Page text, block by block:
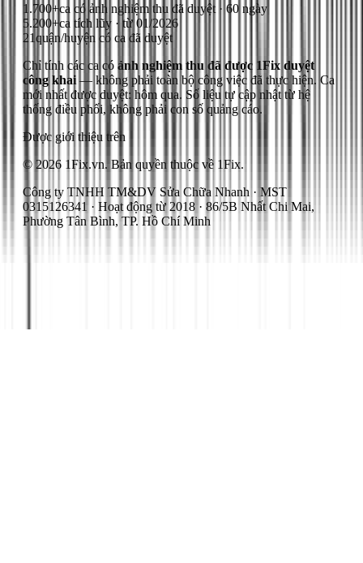
1.700+ca có ảnh nghiệm thu đã duyệt · 60 ngày
5.200+ca tích lũy · từ 01/2026
21quận/huyện có ca đã duyệt
Chỉ tính các ca có ảnh nghiệm thu đã được 1Fix duyệt
công khai — không phải toàn bộ công việc đã thực hiện. Ca
mới nhất được duyệt: hôm qua. Số liệu tự cập nhật từ hệ
thống điều phối, không phải con số quảng cáo.
Được giới thiệu trên
© 2026 1Fix.vn. Bản quyền thuộc về 1Fix.
Công ty TNHH TM&DV Sửa Chữa Nhanh · MST
0315126341 · Hoạt động từ 2018 · 86/5B Nhất Chi Mai,
Phường Tân Bình, TP. Hồ Chí Minh